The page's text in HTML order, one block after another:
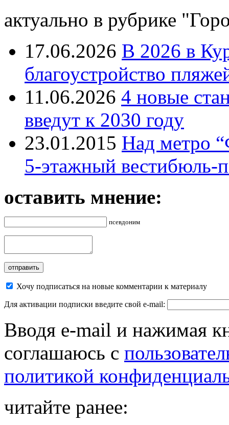
актуально в рубрике
17.06.2026 В 2026 в
благоустройство
11.06.2026 4 новые
введут к 2030 году
23.01.2015 Над метро
5-этажный вестибюль-
оставить мнение:
псевдоним
Хочу подписаться на новые комментарии к материалу
Для активации подписки введите свой e-mail:
Вводя e-mail и нажимая
соглашаюсь с
политикой
читайте ранее: